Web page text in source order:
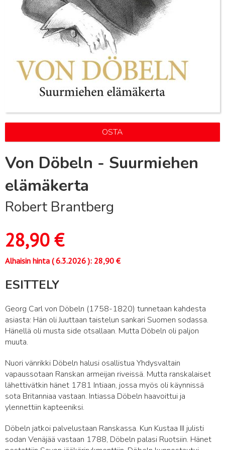
OSTA
Von Döbeln - Suurmiehen
elämäkerta
Robert Brantberg
28,90€
Alhaisin hinta (6.3.2026): 28,90 €
ESITTELY
Georg Carl von Döbeln (1758-1820) tunnetaan kahdesta
asiasta: Hän oli Juuttaan taistelun sankari Suomen sodassa.
Hänellä oli musta side otsallaan. Mutta Döbeln oli paljon
muuta.
Nuori vänrikki Döbeln halusi osallistua Yhdysvaltain
vapaussotaan Ranskan armeijan riveissä. Mutta ranskalaiset
lähettivätkin hänet 1781 Intiaan, jossa myös oli käynnissä
sota Britanniaa vastaan. Intiassa Döbeln haavoittui ja
ylennettiin kapteeniksi.
Döbeln jatkoi palvelustaan Ranskassa. Kun Kustaa III julisti
sodan Venäjää vastaan 1788, Döbeln palasi Ruotsiin. Hänet